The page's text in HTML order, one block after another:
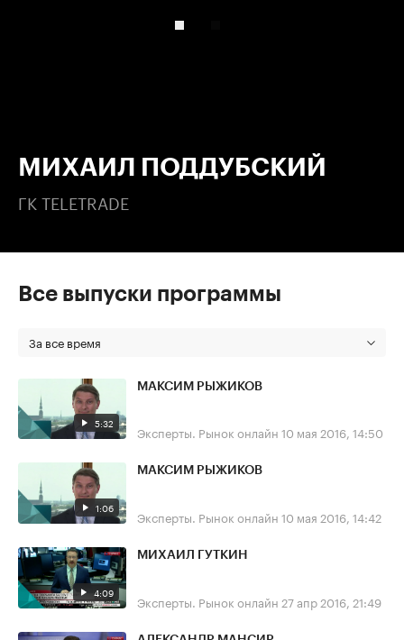
МИХАИЛ ПОДДУБСКИЙ
ГК TELETRADE
Все выпуски программы
За все время
5:32
МАКСИМ РЫЖИКОВ
Эксперты. Рынок онлайн 10 мая 2016, 14:50
1:06
МАКСИМ РЫЖИКОВ
Эксперты. Рынок онлайн 10 мая 2016, 14:42
4:09
МИХАИЛ ГУТКИН
Эксперты. Рынок онлайн 27 апр 2016, 21:49